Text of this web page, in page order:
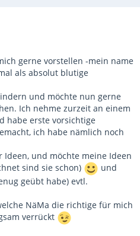
gerne vorstellen -mein name
als absolut blutige
und möchte nun gerne
Ich nehme zurzeit an einem
habe erste vorsichtige
ich habe nämlich noch
und möchte meine Ideen
sind sie schon)
und
geübt habe) evtl.
NäMa die richtige für mich
verrückt